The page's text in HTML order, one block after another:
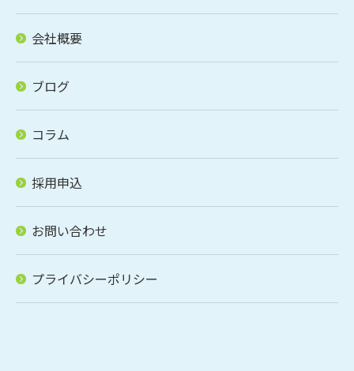
会社概要
ブログ
コラム
採用申込
お問い合わせ
プライバシーポリシー